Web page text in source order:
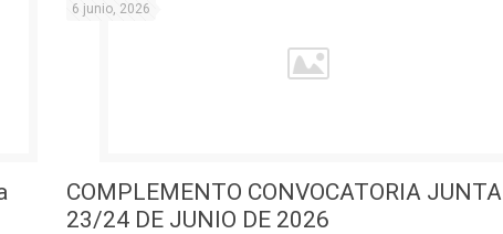
6 junio, 2026
COMPLEMENTO CONVOCATORIA JUNTA
23/24 DE JUNIO DE 2026